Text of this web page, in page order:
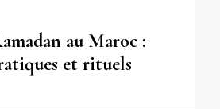
au Maroc :
et rituels